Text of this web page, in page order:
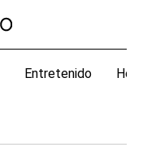
Entretenido